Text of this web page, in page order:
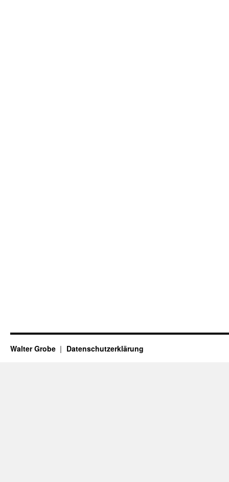
Walter Grobe Datenschutzerklärung